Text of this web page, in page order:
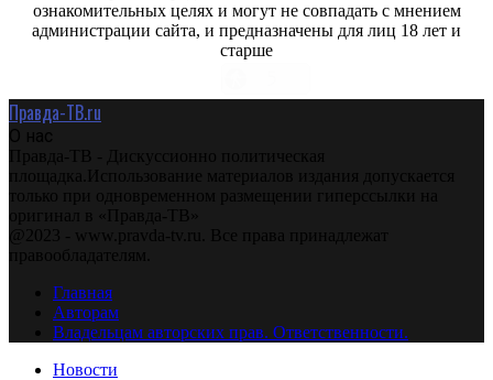
ознакомительных целях и могут не совпадать с мнением
администрации сайта, и предназначены для лиц 18 лет и
старше
Правда-ТВ.ru
О нас
Правда-ТВ - Дискуссионно политическая
площадка.Использование материалов издания допускается
только при одновременном размещении гиперссылки на
оригинал в «Правда-ТВ»
@2023 - www.pravda-tv.ru. Все права принадлежат
правообладателям.
Главная
Авторам
Владельцам авторских прав. Ответственности.
Новости